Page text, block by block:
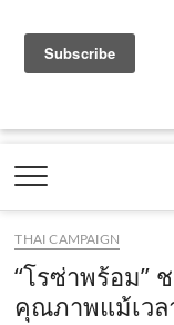
a
e
b
o
o
k
o
t
b
e
.
.
o
e
m
THAI CAMPAIGN
“โรซ่าพร้อม”
คุณภาพแม้เวล